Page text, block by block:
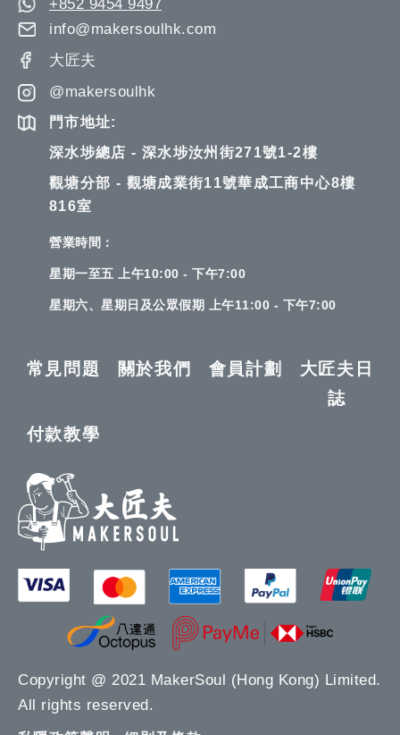
+852 9454 9497
info@makersoulhk.com
大匠夫
@makersoulhk
門市地址:
深水埗總店 - 深水埗汝州街271號1-2樓
觀塘分部 - 觀塘成業街11號華成工商中心8樓
816室
營業時間：
星期一至五 上午10:00 - 下午7:00
星期六、星期日及公眾假期 上午11:00 - 下午7:00
常見問題 關於我們 會員計劃
大匠夫日
誌
付款教學
Copyright @ 2021 MakerSoul (Hong Kong) Limited.
All rights reserved.